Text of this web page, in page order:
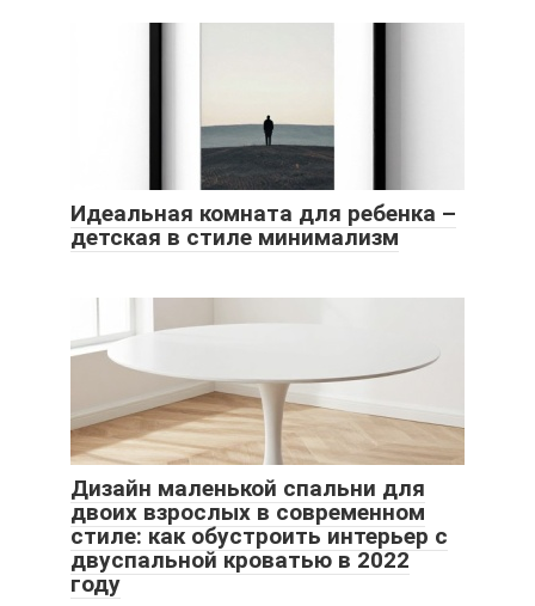
Идеальная комната для ребенка –
детская в стиле минимализм
Дизайн маленькой спальни для
двоих взрослых в современном
стиле: как обустроить интерьер с
двуспальной кроватью в 2022
году